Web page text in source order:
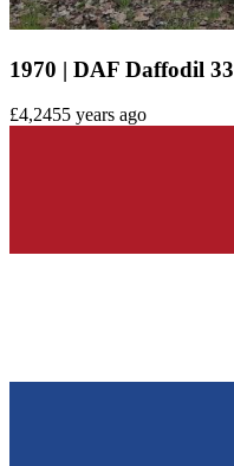
1970 | DAF Daffodil 33
£4,2455 years ago